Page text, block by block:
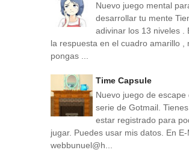
Nuevo juego mental
desarrollar tu mente
adivinar los 13 niveles .
la respuesta en el cuadro amarillo ,
pongas ...
Time Capsule
Nuevo juego de escape
serie de Gotmail.
estar registrado para
jugar. Puedes usar mis datos. En E-
webbunuel@h...